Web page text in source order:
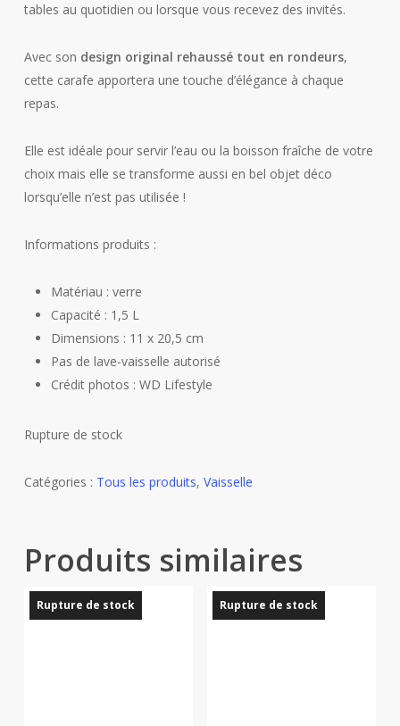
tables au quotidien ou lorsque vous recevez des invités.
Avec son design original rehaussé tout en rondeurs,
cette carafe apportera une touche d’élégance à chaque
repas.
Elle est idéale pour servir l’eau ou la boisson fraîche de votre
choix mais elle se transforme aussi en bel objet déco
lorsqu’elle n’est pas utilisée !
Informations produits :
Matériau : verre
Capacité : 1,5 L
Dimensions : 11 x 20,5 cm
Pas de lave-vaisselle autorisé
Crédit photos : WD Lifestyle
Rupture de stock
Catégories : Tous les produits, Vaisselle
Produits similaires
Rupture de stock Rupture de stock